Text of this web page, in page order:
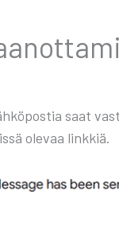
saat
ole­vaa link­kiä.